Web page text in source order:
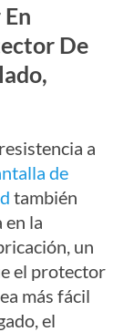
De
a
de
también
en la
un
el protector
más fácil
el